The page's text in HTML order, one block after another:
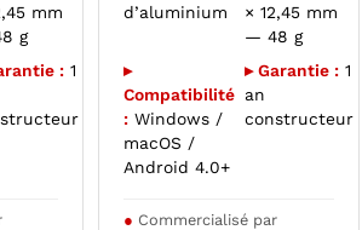
mm
g
:1
d’aluminium
× 12,45 mm
— 48 g
▸
Compatibilité
: Windows /
macOS /
Android 4.0+
▸ Garantie : 1
an
constructeur
● Commercialisé par